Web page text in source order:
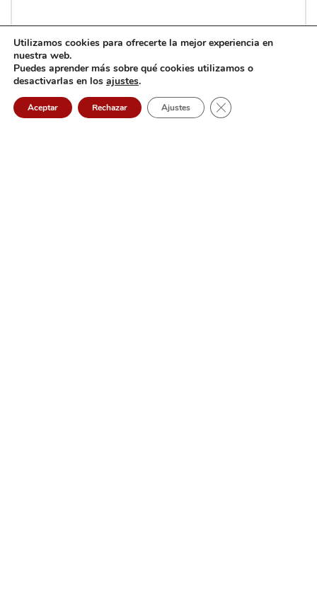
Utilizamos cookies para ofrecerte la mejor experiencia en
nuestra web.
Puedes aprender más sobre qué cookies utilizamos o
desactivarlas en los ajustes.
Aceptar Rechazar Ajustes Cerrar el banner de